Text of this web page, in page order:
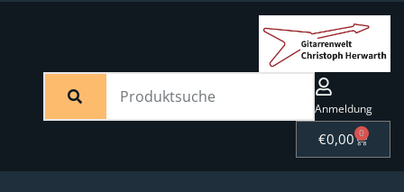
Anmeldung
€0,00 0